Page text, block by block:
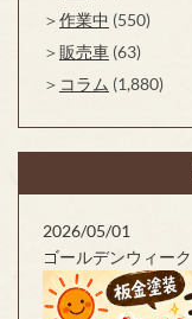
作業中 (550)
販売車 (63)
コラム (1,880)
2026/05/01
ゴールデンウィーク